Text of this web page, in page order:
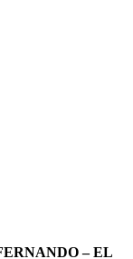
– EL